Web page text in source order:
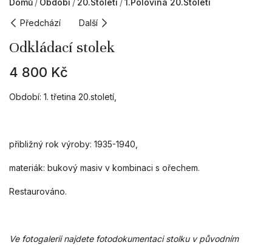
Domů Období 20.století
1.polovina 20.století
Předchází
Další
Odkládací stolek
4 800 Kč
Období: 1. třetina 20.století,
přibližný rok výroby: 1935-1940,
materiák: bukový masiv v kombinaci s ořechem.
Restaurováno.
Ve fotogalerii najdete fotodokumentaci stolku v původním